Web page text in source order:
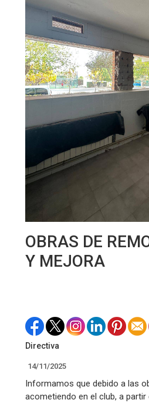
OBRAS DE
Y MEJORA
Directiva
14/11/2025
Informamos que debido a las
acometiendo en el club, a